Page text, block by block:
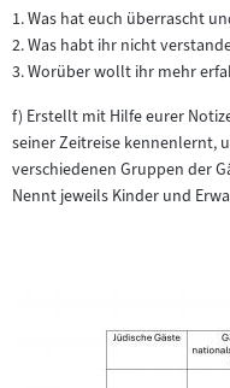
1. Was hat euch überrascht
2. Was habt ihr nicht
3. Worüber wollt ihr mehr
f) Erstellt mit Hilfe eurer
seiner Zeitreise kennenlernt,
verschiedenen Gruppen der
Nennt jeweils Kinder und